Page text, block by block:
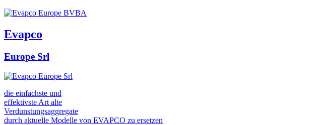
Evapco
Europe Srl
die einfachste und
effektivste Art alte
Verdunstungsaggregate
durch aktuelle Modelle von EVAPCO zu ersetzen